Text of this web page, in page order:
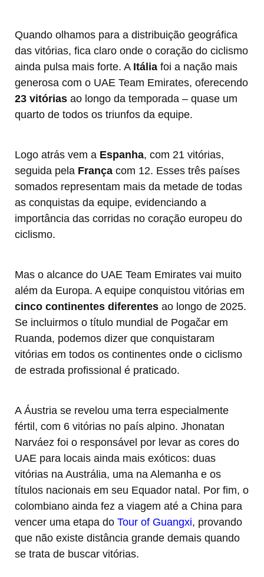
Quando olhamos para a distribuição geográfica
das vitórias, fica claro onde o coração do ciclismo
ainda pulsa mais forte. A Itália foi a nação mais
generosa com o UAE Team Emirates, oferecendo
23 vitórias ao longo da temporada – quase um
quarto de todos os triunfos da equipe.
Logo atrás vem a Espanha, com 21 vitórias,
seguida pela França com 12. Esses três países
somados representam mais da metade de todas
as conquistas da equipe, evidenciando a
importância das corridas no coração europeu do
ciclismo.
Mas o alcance do UAE Team Emirates vai muito
além da Europa. A equipe conquistou vitórias em
cinco continentes diferentes ao longo de 2025.
Se incluirmos o título mundial de Pogačar em
Ruanda, podemos dizer que conquistaram
vitórias em todos os continentes onde o ciclismo
de estrada profissional é praticado.
A Áustria se revelou uma terra especialmente
fértil, com 6 vitórias no país alpino. Jhonatan
Narváez foi o responsável por levar as cores do
UAE para locais ainda mais exóticos: duas
vitórias na Austrália, uma na Alemanha e os
títulos nacionais em seu Equador natal. Por fim, o
colombiano ainda fez a viagem até a China para
vencer uma etapa do Tour of Guangxi, provando
que não existe distância grande demais quando
se trata de buscar vitórias.